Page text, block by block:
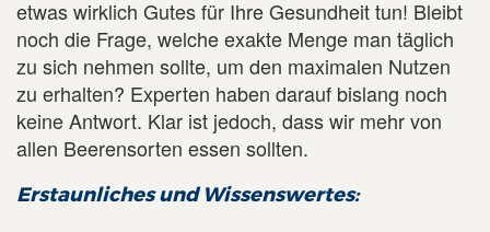
etwas wirklich Gutes für Ihre Gesundheit tun! Bleibt
noch die Frage, welche exakte Menge man täglich
zu sich nehmen sollte, um den maximalen Nutzen
zu erhalten? Experten haben darauf bislang noch
keine Antwort. Klar ist jedoch, dass wir mehr von
allen Beerensorten essen sollten.
Erstaunliches und Wissenswertes: